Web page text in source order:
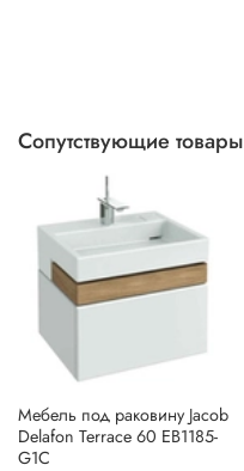
Сопутствующие товары
Мебель под раковину Jacob
Delafon Terrace 60 EB1185-
G1C